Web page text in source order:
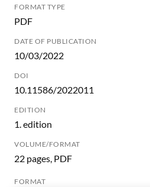
FORMAT TYPE
PDF
DATE OF PUBLICATION
10/03/2022
DOI
10.11586/2022011
EDITION
1. edition
VOLUME/FORMAT
22 pages, PDF
FORMAT